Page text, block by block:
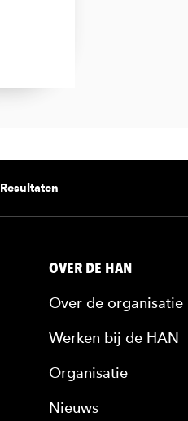
Resultaten
OVER DE HAN
Over de organisatie
Werken bij de HAN
Organisatie
Nieuws